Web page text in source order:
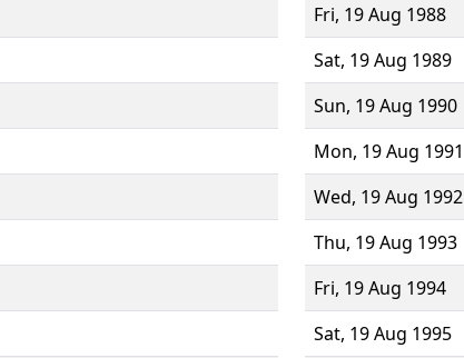
Fri, 19 Aug 1988
Sat, 19 Aug 1989
Sun, 19 Aug 1990
Mon, 19 Aug 1991
Wed, 19 Aug 1992
Thu, 19 Aug 1993
Fri, 19 Aug 1994
Sat, 19 Aug 1995